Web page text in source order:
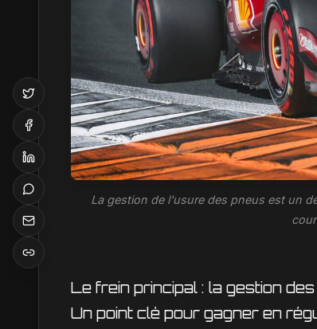
La gestion de l'usure des pneus est un
Le frein principal : la gestion
Un point clé pour gagner en